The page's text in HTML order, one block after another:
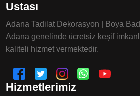
Ustası
Adana Tadilat Dekorasyon | Boya
Adana genelinde ücretsiz keşif
kaliteli hizmet vermektedir.
Hizmetlerimiz